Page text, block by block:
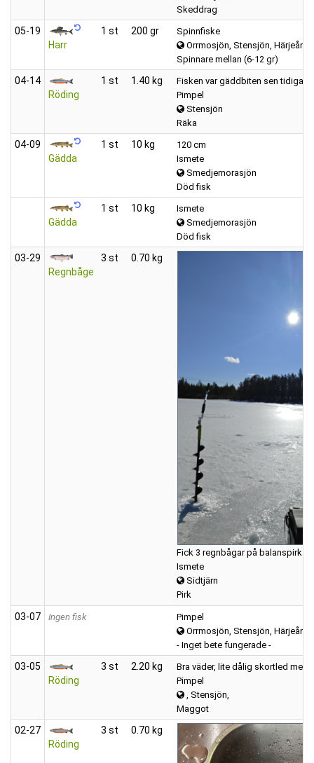
Skeddrag
05‑19
Harr
1 st 200 gr
Spinnfiske
Orrmosjön, Stensjön, Härjeån,
Spinnare mellan (6-12 gr)
04‑14
Röding
1 st 1.40 kg
Fisken var gäddbiten sen
Pimpel
Stensjön
Räka
04‑09
Gädda
1 st 10 kg
120 cm
Ismete
Smedjemorasjön
Död fisk
Gädda
1 st 10 kg
Ismete
Smedjemorasjön
Död fisk
03‑29
Regnbåge
3 st 0.70 kg
Fick 3 regnbågar på balanspirk i
Ismete
Sidtjärn
Pirk
03‑07 Ingen fisk
Pimpel
Orrmosjön, Stensjön, Härjeån,
- Inget bete fungerade -
03‑05
Röding
3 st 2.20 kg
Bra väder, lite dålig skortled men
Pimpel
, Stensjön,
Maggot
02‑27
Röding
3 st 0.70 kg